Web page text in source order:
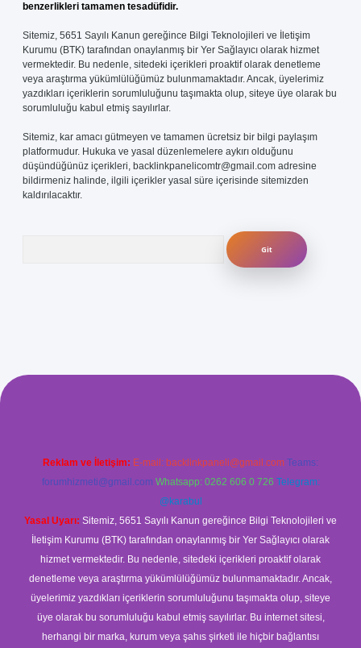
benzerlikleri tamamen tesadüfidir.
Sitemiz, 5651 Sayılı Kanun gereğince Bilgi Teknolojileri ve İletişim
Kurumu (BTK) tarafından onaylanmış bir Yer Sağlayıcı olarak hizmet
vermektedir. Bu nedenle, sitedeki içerikleri proaktif olarak denetleme
veya araştırma yükümlülüğümüz bulunmamaktadır. Ancak, üyelerimiz
yazdıkları içeriklerin sorumluluğunu taşımakta olup, siteye üye olarak bu
sorumluluğu kabul etmiş sayılırlar.
Sitemiz, kar amacı gütmeyen ve tamamen ücretsiz bir bilgi paylaşım
platformudur. Hukuka ve yasal düzenlemelere aykırı olduğunu
düşündüğünüz içerikleri, backlinkpanelicomtr@gmail.com adresine
bildirmeniz halinde, ilgili içerikler yasal süre içerisinde sitemizden
kaldırılacaktır.
betexper güvenilir mi
Reklam ve İletişim: E-mail: backlinkpaneli@gmail.com Teams:
forumhizmeti@gmail.com Whatsapp: 0262 606 0 726 Telegram:
@karabul
Yasal Uyarı: Sitemiz, 5651 Sayılı Kanun gereğince Bilgi Teknolojileri ve
İletişim Kurumu (BTK) tarafından onaylanmış bir Yer Sağlayıcı olarak
hizmet vermektedir. Bu nedenle, sitedeki içerikleri proaktif olarak
denetleme veya araştırma yükümlülüğümüz bulunmamaktadır. Ancak,
üyelerimiz yazdıkları içeriklerin sorumluluğunu taşımakta olup, siteye
üye olarak bu sorumluluğu kabul etmiş sayılırlar. Bu internet sitesi,
herhangi bir marka, kurum veya şahıs şirketi ile hiçbir bağlantısı